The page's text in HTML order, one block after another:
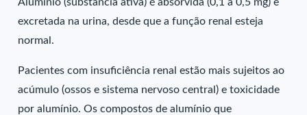
excretada na urina, desde que a função renal esteja
normal.
Pacientes com insuficiência renal estão mais sujeitos ao
acúmulo (ossos e sistema nervoso central) e toxicidade
por alumínio. Os compostos de alumínio que